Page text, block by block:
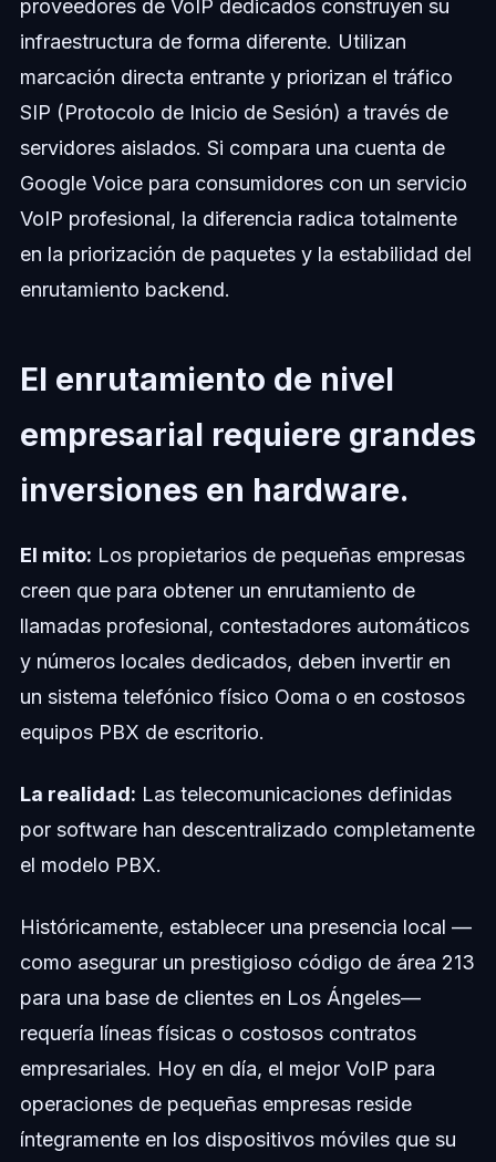
proveedores de VoIP dedicados construyen su
infraestructura de forma diferente. Utilizan
marcación directa entrante y priorizan el tráfico
SIP (Protocolo de Inicio de Sesión) a través de
servidores aislados. Si compara una cuenta de
Google Voice para consumidores con un servicio
VoIP profesional, la diferencia radica totalmente
en la priorización de paquetes y la estabilidad del
enrutamiento backend.
El enrutamiento de nivel
empresarial requiere grandes
inversiones en hardware.
El mito: Los propietarios de pequeñas empresas
creen que para obtener un enrutamiento de
llamadas profesional, contestadores automáticos
y números locales dedicados, deben invertir en
un sistema telefónico físico Ooma o en costosos
equipos PBX de escritorio.
La realidad: Las telecomunicaciones definidas
por software han descentralizado completamente
el modelo PBX.
Históricamente, establecer una presencia local —
como asegurar un prestigioso código de área 213
para una base de clientes en Los Ángeles—
requería líneas físicas o costosos contratos
empresariales. Hoy en día, el mejor VoIP para
operaciones de pequeñas empresas reside
íntegramente en los dispositivos móviles que su